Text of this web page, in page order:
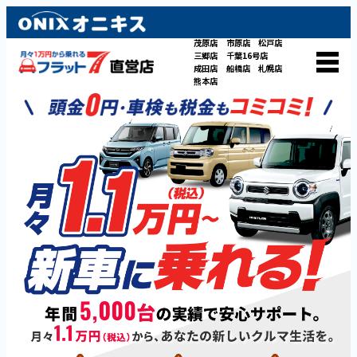
茂原店 市原店
松戸店
三郷店
千葉16号店
成田店
船橋店
札幌店
熊本店